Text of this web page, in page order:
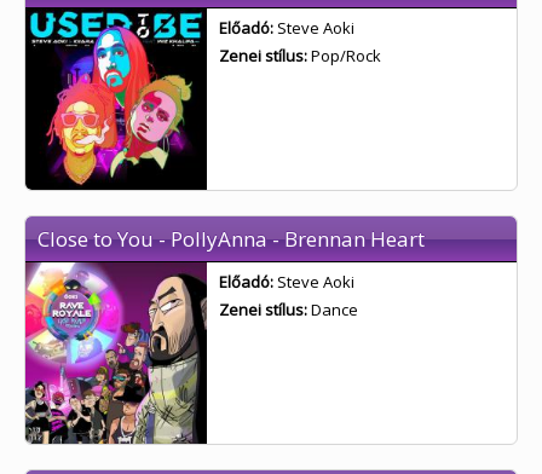
Előadó: Steve Aoki
Zenei stílus:Pop/Rock
Close to You - PollyAnna - Brennan Heart
Előadó: Steve Aoki
Zenei stílus:Dance